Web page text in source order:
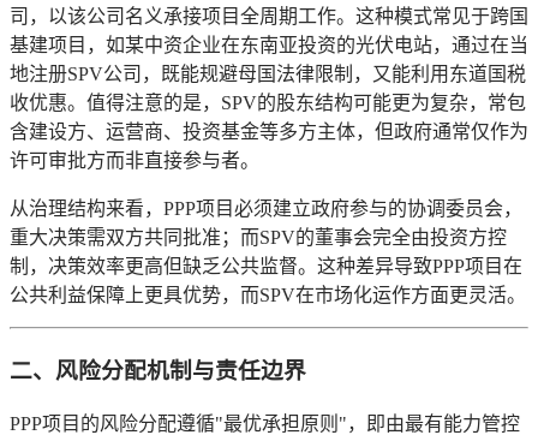
司，以该公司名义承接项目全周期工作。这种模式常见于跨国
基建项目，如某中资企业在东南亚投资的光伏电站，通过在当
地注册SPV公司，既能规避母国法律限制，又能利用东道国税
收优惠。值得注意的是，SPV的股东结构可能更为复杂，常包
含建设方、运营商、投资基金等多方主体，但政府通常仅作为
许可审批方而非直接参与者。
从治理结构来看，PPP项目必须建立政府参与的协调委员会，
重大决策需双方共同批准；而SPV的董事会完全由投资方控
制，决策效率更高但缺乏公共监督。这种差异导致PPP项目在
公共利益保障上更具优势，而SPV在市场化运作方面更灵活。
二、风险分配机制与责任边界
PPP项目的风险分配遵循"最优承担原则"，即由最有能力管控